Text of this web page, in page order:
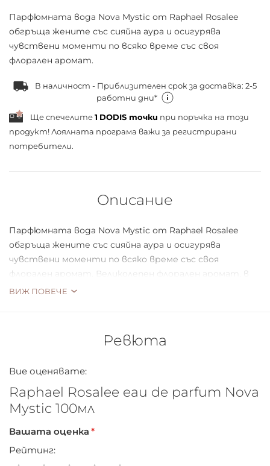
Парфюмната вода Nova Mystic от Raphael Rosalee
обгръща жените със сияйна аура и осигурява
чувствени моменти по всяко време със своя
флорален аромат.
В наличност - Приблизителен срок за доставка: 2-5
работни дни*
Ще спечелите1 DODIS точки при поръчка на този
продукт! Лоялната програма важи за регистрирани
потребители.
Описание
Парфюмната вода Nova Mystic от Raphael Rosalee
обгръща жените със сияйна аура и осигурява
чувствени моменти по всяко време със своя
флорален аромат. Великолепен флорален аромат, в
който плодов акорд бергамот-пъпеш-праскова се
елегантно завършват Nova Mystic.
ВИЖ ПОВЕЧЕ
Ревюта
Вие оценявате:
Raphael Rosalee eau de parfum Nova
Mystic 100мл
Вашата оценка
Рейтинг: